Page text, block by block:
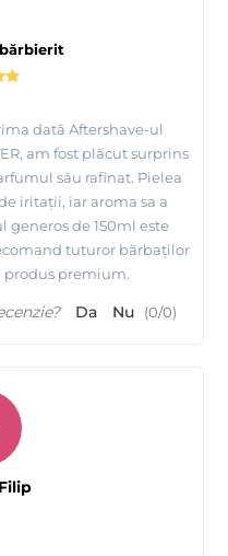
dată Aftershave-ul
am fost plăcut surprins
său rafinat. Pielea
iritații, iar aroma sa a
generos de 150ml este
tuturor bărbaților
produs premium.
Da Nu (0/0)